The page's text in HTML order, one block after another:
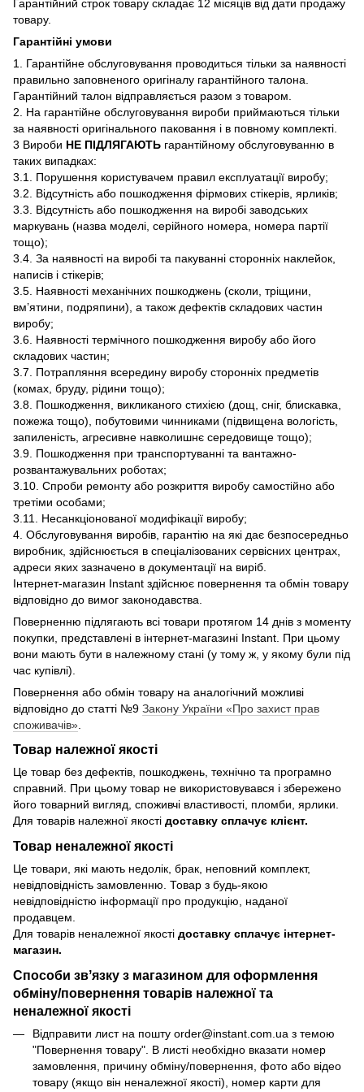
Гарантійний строк товару складає 12 місяців від дати продажу
товару.
Гарантійні умови
1. Гарантійне обслуговування проводиться тільки за наявності
правильно заповненого оригіналу гарантійного талона.
Гарантійний талон відправляється разом з товаром.
2. На гарантійне обслуговування вироби приймаються тільки
за наявності оригінального паковання і в повному комплекті.
3 Вироби НЕ ПІДЛЯГАЮТЬ гарантійному обслуговуванню в
таких випадках:
3.1. Порушення користувачем правил експлуатації виробу;
3.2. Відсутність або пошкодження фірмових стікерів, ярликів;
3.3. Відсутність або пошкодження на виробі заводських
маркувань (назва моделі, серійного номера, номера партії
тощо);
3.4. За наявності на виробі та пакуванні сторонніх наклейок,
написів і стікерів;
3.5. Наявності механічних пошкоджень (сколи, тріщини,
вм’ятини, подряпини), а також дефектів складових частин
виробу;
3.6. Наявності термічного пошкодження виробу або його
складових частин;
3.7. Потрапляння всередину виробу сторонніх предметів
(комах, бруду, рідини тощо);
3.8. Пошкодження, викликаного стихією (дощ, сніг, блискавка,
пожежа тощо), побутовими чинниками (підвищена вологість,
запиленість, агресивне навколишнє середовище тощо);
3.9. Пошкодження при транспортуванні та вантажно-
розвантажувальних роботах;
3.10. Спроби ремонту або розкриття виробу самостійно або
третіми особами;
3.11. Несанкціонованої модифікації виробу;
4. Обслуговування виробів, гарантію на які дає безпосередньо
виробник, здійснюється в спеціалізованих сервісних центрах,
адреси яких зазначено в документації на виріб.
Інтернет-магазин Instant здійснює повернення та обмін товару
відповідно до вимог законодавства.
Поверненню підлягають всі товари протягом 14 днів з моменту
покупки, представлені в інтернет-магазині Instant. При цьому
вони мають бути в належному стані (у тому ж, у якому були під
час купівлі).
Повернення або обмін товару на аналогічний можливі
відповідно до статті №9 Закону України «Про захист прав
споживачів»
Товар належної якості
Це товар без дефектів, пошкоджень, технічно та програмно
справний. При цьому товар не використовувався і збережено
його товарний вигляд, споживчі властивості, пломби, ярлики.
Для товарів належної якості доставку сплачує клієнт.
Товар неналежної якості
Це товари, які мають недолік, брак, неповний комплект,
невідповідність замовленню. Товар з будь-якою
невідповідністю інформації про продукцію, наданої
продавцем.
Для товарів неналежної якості доставку сплачує інтернет-
магазин.
Способи звʼязку з магазином для оформлення
обміну/повернення товарів належної та
неналежної якості
Відправити лист на пошту order@instant.com.ua з темою
"Повернення товару". В листі необхідно вказати номер
замовлення, причину обміну/повернення, фото або відео
товару (якщо він неналежної якості), номер карти для